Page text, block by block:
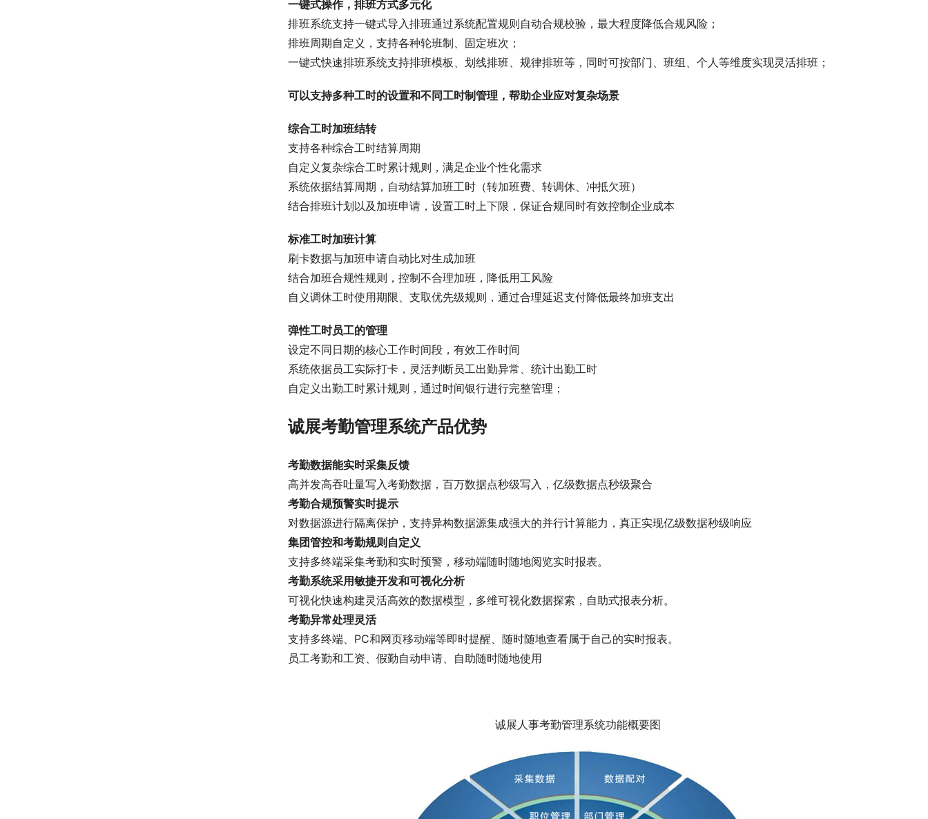
一键式操作，排班方式多元化
排班系统支持一键式导入排班通过系统配置规则自动合规校验，最大程度降低合规风险；
排班周期自定义，支持各种轮班制、固定班次；
一键式快速排班系统支持排班模板、划线排班、规律排班等，同时可按部门、班组、个人等维度实现灵活排班；
可以支持多种工时的设置和不同工时制管理，帮助企业应对复杂场景
综合工时加班结转
支持各种综合工时结算周期
自定义复杂综合工时累计规则，满足企业个性化需求
系统依据结算周期，自动结算加班工时（转加班费、转调休、冲抵欠班）
结合排班计划以及加班申请，设置工时上下限，保证合规同时有效控制企业成本
标准工时加班计算
刷卡数据与加班申请自动比对生成加班
结合加班合规性规则，控制不合理加班，降低用工风险
自义调休工时使用期限、支取优先级规则，通过合理延迟支付降低最终加班支出
弹性工时员工的管理
设定不同日期的核心工作时间段，有效工作时间
系统依据员工实际打卡，灵活判断员工出勤异常、统计出勤工时
自定义出勤工时累计规则，通过时间银行进行完整管理；
诚展考勤管理系统产品优势
考勤数据能实时采集反馈
高并发高吞吐量写入考勤数据，百万数据点秒级写入，亿级数据点秒级聚合
考勤合规预警实时提示
对数据源进行隔离保护，支持异构数据源集成强大的并行计算能力，真正实现亿级数据秒级响应
集团管控和考勤规则自定义
支持多终端采集考勤和实时预警，移动端随时随地阅览实时报表。
考勤系统采用敏捷开发和可视化分析
可视化快速构建灵活高效的数据模型，多维可视化数据探索，自助式报表分析。
考勤异常处理灵活
支持多终端、PC和网页移动端等即时提醒、随时随地查看属于自己的实时报表。
员工考勤和工资、假勤自动申请、自助随时随地使用
诚展人事考勤管理系统功能概要图